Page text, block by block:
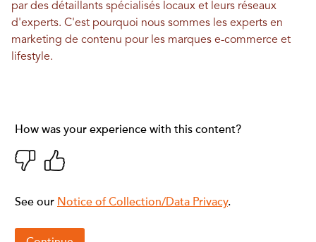
par des détaillants spécialisés locaux et leurs réseaux
d'experts. C'est pourquoi nous sommes les experts en
marketing de contenu pour les marques e-commerce et
lifestyle.